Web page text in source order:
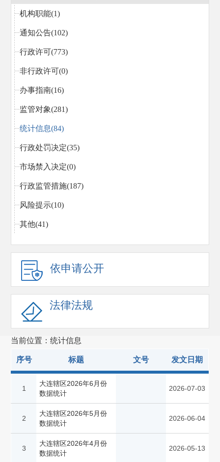
机构职能(1)
通知公告(102)
行政许可(773)
非行政许可(0)
办事指南(16)
监管对象(281)
统计信息(84)
行政处罚决定(35)
市场禁入决定(0)
行政监管措施(187)
风险提示(10)
其他(41)
依申请公开
法律法规
当前位置：统计信息
序号 标题 文号 发文日期
1
大连辖区2026年6月份
数据统计
2026-07-03
2
大连辖区2026年5月份
数据统计
2026-06-04
3
大连辖区2026年4月份
数据统计
2026-05-13